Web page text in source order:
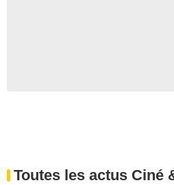
Toutes les actus Ciné